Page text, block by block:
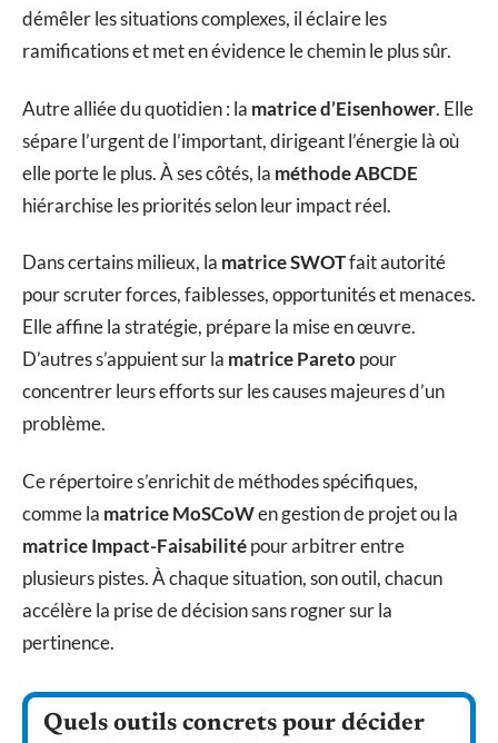
démêler les situations complexes, il éclaire les
ramifications et met en évidence le chemin le plus sûr.
Autre alliée du quotidien : la matrice d’Eisenhower. Elle
sépare l’urgent de l’important, dirigeant l’énergie là où
elle porte le plus. À ses côtés, la méthode ABCDE
hiérarchise les priorités selon leur impact réel.
Dans certains milieux, la matrice SWOTfait autorité
pour scruter forces, faiblesses, opportunités et menaces.
Elle affine la stratégie, prépare la mise en œuvre.
D’autres s’appuient sur la matrice Paretopour
concentrer leurs efforts sur les causes majeures d’un
problème.
Ce répertoire s’enrichit de méthodes spécifiques,
comme la matrice MoSCoWen gestion de projet ou la
matrice Impact-Faisabilitépour arbitrer entre
plusieurs pistes. À chaque situation, son outil, chacun
accélère la prise de décision sans rogner sur la
pertinence.
Quels outils concrets pour décider